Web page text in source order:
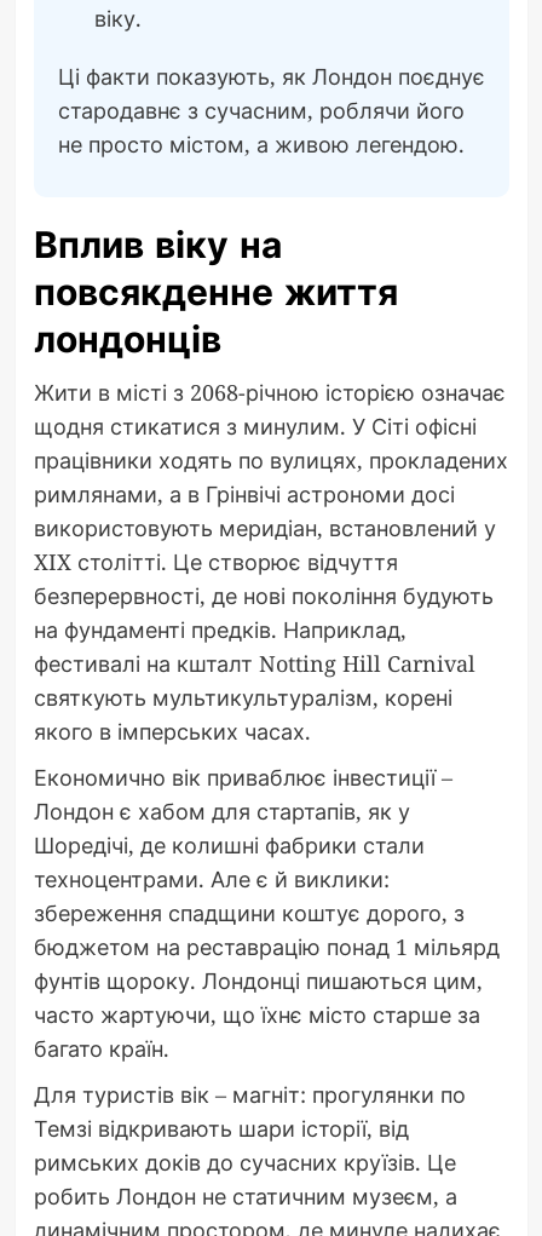
віку.
Ці факти показують, як Лондон поєднує
стародавнє з сучасним, роблячи його
не просто містом, а живою легендою.
Вплив віку на
повсякденне життя
лондонців
Жити в місті з 2068-річною історією означає
щодня стикатися з минулим. У Сіті офісні
працівники ходять по вулицях, прокладених
римлянами, а в Грінвічі астрономи досі
використовують меридіан, встановлений у
XIX столітті. Це створює відчуття
безперервності, де нові покоління будують
на фундаменті предків. Наприклад,
фестивалі на кшталт Notting Hill Carnival
святкують мультикультуралізм, корені
якого в імперських часах.
Економично вік приваблює інвестиції –
Лондон є хабом для стартапів, як у
Шоредічі, де колишні фабрики стали
техноцентрами. Але є й виклики:
збереження спадщини коштує дорого, з
бюджетом на реставрацію понад 1 мільярд
фунтів щороку. Лондонці пишаються цим,
часто жартуючи, що їхнє місто старше за
багато країн.
Для туристів вік – магніт: прогулянки по
Темзі відкривають шари історії, від
римських доків до сучасних круїзів. Це
робить Лондон не статичним музеєм, а
динамічним простором, де минуле надихає